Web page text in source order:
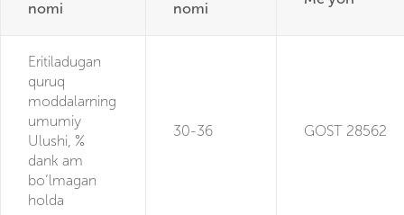
nomi
nomi
Eritiladugan
quruq
moddalarning
umumiy
Ulushi, %
dank am
bo’lmagan
holda
30-36 GOST 28562